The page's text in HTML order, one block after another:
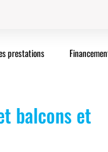
prestations
balcons et